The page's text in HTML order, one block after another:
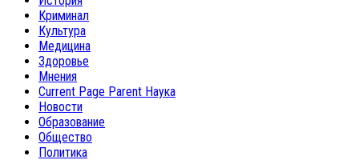
Криминал
Культура
Медицина
Здоровье
Мнения
Current Page Parent Наука
Новости
Образование
Общество
Политика